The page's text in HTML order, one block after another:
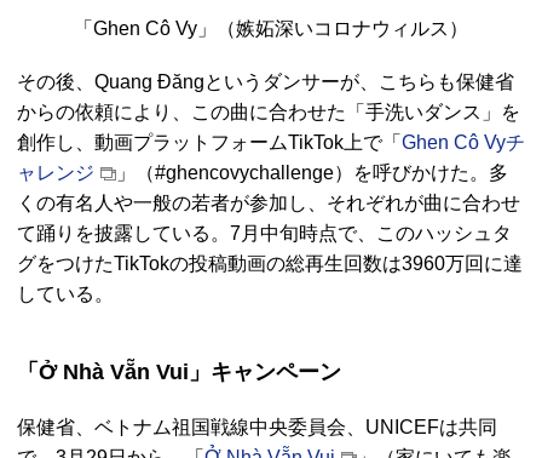
「Ghen Cô Vy」（嫉妬深いコロナウィルス）
その後、Quang Đăngというダンサーが、こちらも保健省
からの依頼により、この曲に合わせた「手洗いダンス」を
創作し、動画プラットフォームTikTok上で「 Ghen Cô Vyチ
ャレンジ
」（#ghencovychallenge）を呼びかけた。多
くの有名人や一般の若者が参加し、それぞれが曲に合わせ
て踊りを披露している。7月中旬時点で、このハッシュタ
グをつけたTikTokの投稿動画の総再生回数は3960万回に達
している。
「Ở Nhà Vẵn Vui」キャンペーン
保健省、ベトナム祖国戦線中央委員会、UNICEFは共同